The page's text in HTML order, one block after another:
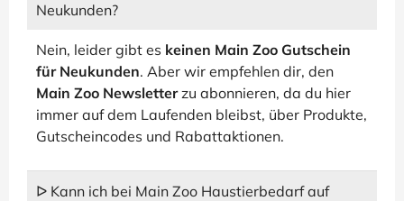
Neukunden?
Nein, leider gibt es keinen Main Zoo Gutschein
für Neukunden. Aber wir empfehlen dir, den
Main Zoo Newsletterzu abonnieren, da du hier
immer auf dem Laufenden bleibst, über Produkte,
Gutscheincodes und Rabattaktionen.
ᐅ Kann ich bei Main Zoo Haustierbedarf auf